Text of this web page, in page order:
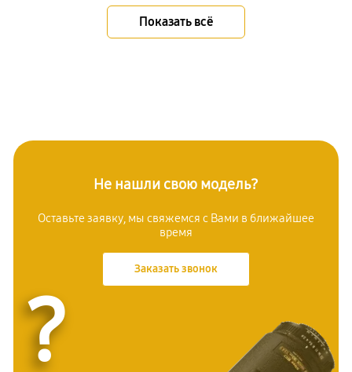
Показать всё
Не нашли свою модель?
Оставьте заявку, мы свяжемся с Вами в ближайшее
время
Заказать звонок
?